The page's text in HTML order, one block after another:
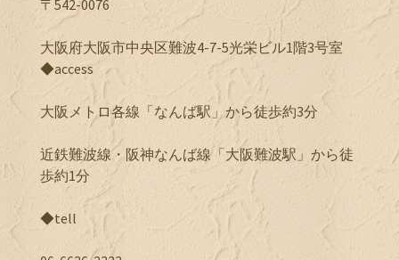
〒542-0076
大阪府大阪市中央区難波4-7-5光栄ビル1階3号室
◆access
大阪メトロ各線「なんば駅」から徒歩約3分
近鉄難波線・阪神なんば線「大阪難波駅」から徒
歩約1分
◆tell